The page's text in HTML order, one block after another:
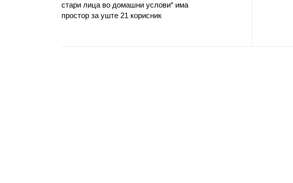
стари лица во домашни услови“ има
простор за уште 21 корисник